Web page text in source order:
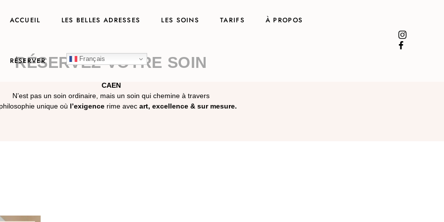
ACCUEIL LES BELLES ADRESSES LES SOINS TARIFS À PROPOS
RÉSERVER Français
RÉSERVEZ VOTRE SOIN
CAEN
N’est pas un soin ordinaire, mais un soin qui chemine à travers
unique où l’exigence rime avec art, excellence & sur mesure.